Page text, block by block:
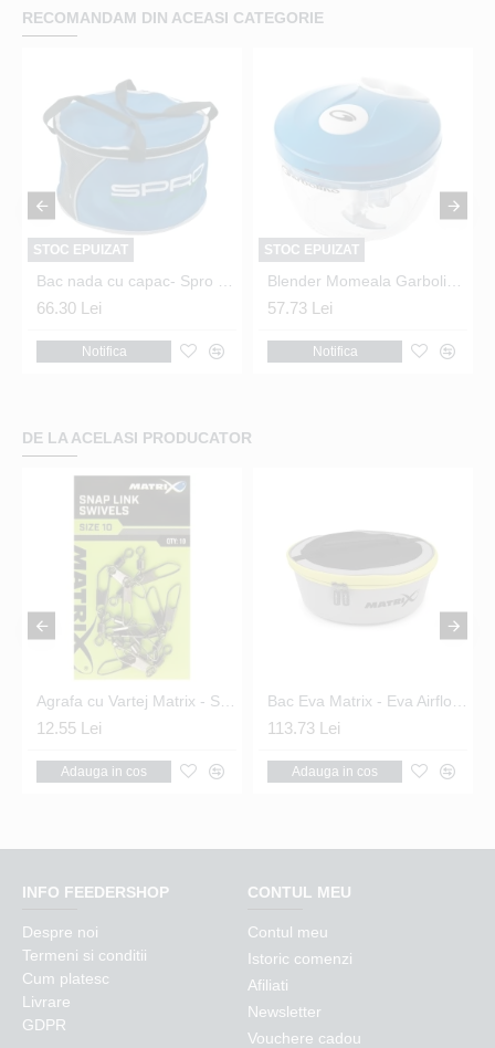
RECOMANDAM DIN ACEASI CATEGORIE
STOC EPUIZAT
66.30 Lei
Notifica
STOC EPUIZAT
57.73 Lei
Notifica
DE LA ACELASI PRODUCATOR
12.55 Lei
Adauga in cos
113.73 Lei
Adauga in cos
INFO FEEDERSHOP
Despre noi
Termeni si conditii
Cum platesc
Livrare
GDPR
CONTUL MEU
Contul meu
Istoric comenzi
Afiliati
Newsletter
Vouchere cadou